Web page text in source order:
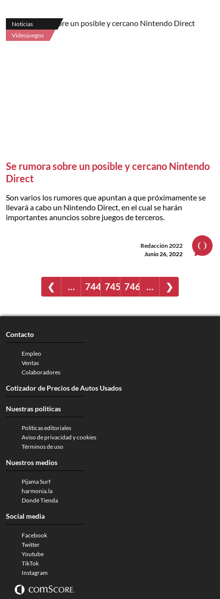
Noticias
Videojuegos
Se rumora sobre un posible y cercano Nintendo
Direct
Son varios los rumores que apuntan a que próximamente se
llevará a cabo un Nintendo Direct, en el cual se harán
importantes anuncios sobre juegos de terceros.
Redacción 2022
Junio 26, 2022
❮ … 744 745 746 … ❯
Contacto
Empleo
Ventas
Colaboradores
Cotizador de Precios de Autos Usados
Nuestras politicas
Políticas editoriales
Aviso de privacidad y cookies
Términos de uso
Nuestros medios
Pijama Surf
harmonia.la
Dondé Tienda
Social media
Facebook
Twitter
Youtube
TikTok
Instagram